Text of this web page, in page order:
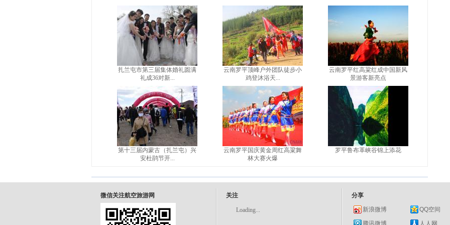
扎兰屯市第三届集体婚礼圆满
礼成36对新...
第十三届内蒙古（扎兰屯）兴
安杜鹃节开...
云南罗平顶峰户外团队徒步小
鸡登沐浴天...
云南罗平国庆黄金周红高粱舞
林大赛火爆
云南罗平红高粱红成中国新风
景游客新亮点
罗平鲁布革峡谷锦上添花
微信关注航空旅游网 关注
Loading...
分享
新浪微博
QQ空间
腾讯微博
人人网